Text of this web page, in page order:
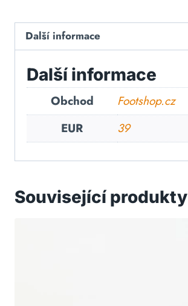
Další informace
Další informace
Obchod
Footshop.cz
EUR
39
Související produkty